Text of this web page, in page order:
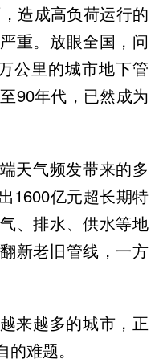
造成高负荷运行的
重。放眼全国，问
公里的城市地下管
90年代，已然成为
天气频发带来的多
1600亿元超长期特
、排水、供水等地
新老旧管线，一方
来越多的城市，正
难题。